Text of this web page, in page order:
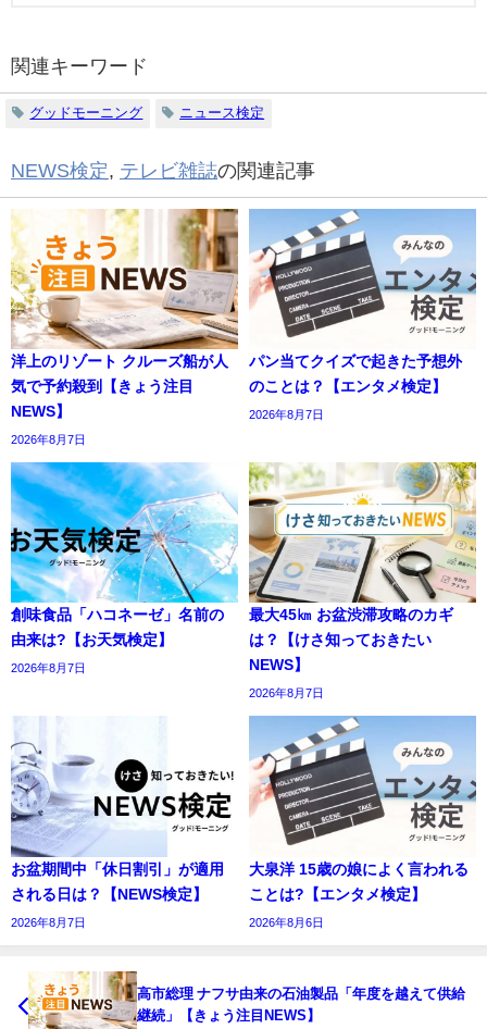
関連キーワード
グッドモーニング ニュース検定
NEWS検定, テレビ雑誌の関連記事
洋上のリゾート クルーズ船が人
気で予約殺到【きょう注目
NEWS】
2026年8月7日
パン当てクイズで起きた予想外
のことは？【エンタメ検定】
2026年8月7日
創味食品「ハコネーゼ」名前の
由来は?【お天気検定】
2026年8月7日
最大45㎞ お盆渋滞攻略のカギ
は？【けさ知っておきたい
NEWS】
2026年8月7日
お盆期間中「休日割引」が適用
される日は？【NEWS検定】
2026年8月7日
大泉洋 15歳の娘によく言われる
ことは?【エンタメ検定】
2026年8月6日
高市総理 ナフサ由来の石油製品「年度を越えて供給
継続」【きょう注目NEWS】